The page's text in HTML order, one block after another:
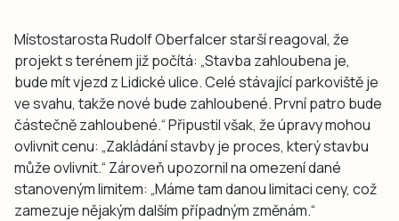
Místostarosta Rudolf Oberfalcer starší reagoval, že
projekt s terénem již počítá: „Stavba zahloubena je,
bude mít vjezd z Lidické ulice. Celé stávající parkoviště je
ve svahu, takže nové bude zahloubené. První patro bude
částečně zahloubené.“ Připustil však, že úpravy mohou
ovlivnit cenu: „Zakládání stavby je proces, který stavbu
může ovlivnit.“ Zároveň upozornil na omezení dané
stanoveným limitem: „Máme tam danou limitaci ceny, což
zamezuje nějakým dalším případným změnám.“